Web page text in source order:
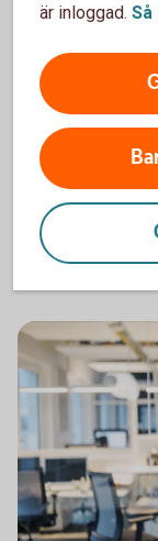
Startups
Vi har
vägen –
väg att
Startups och
är inloggad.